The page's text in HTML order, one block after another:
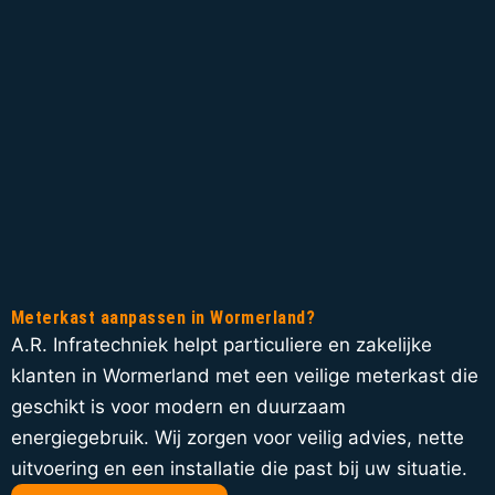
Meterkast aanpassen in Wormerland?
A.R. Infratechniek helpt particuliere en zakelijke
klanten in Wormerland met een veilige meterkast die
geschikt is voor modern en duurzaam
energiegebruik. Wij zorgen voor veilig advies, nette
uitvoering en een installatie die past bij uw situatie.